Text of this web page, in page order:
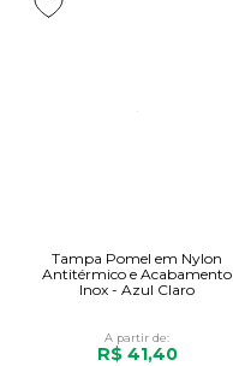
Tampa Pomel em Nylon
Antitérmico e Acabamento
Inox - Azul Claro
A partir de:
R$ 41,40